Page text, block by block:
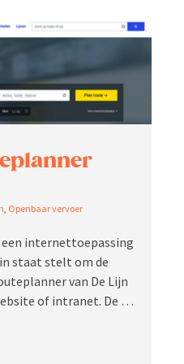
, Openbaar vervoer
inter­net­toe­passing
staat stelt om de
van De Lijn
of intranet. De …